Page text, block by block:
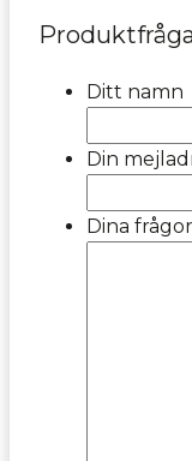
Ditt namn
Din
Dina